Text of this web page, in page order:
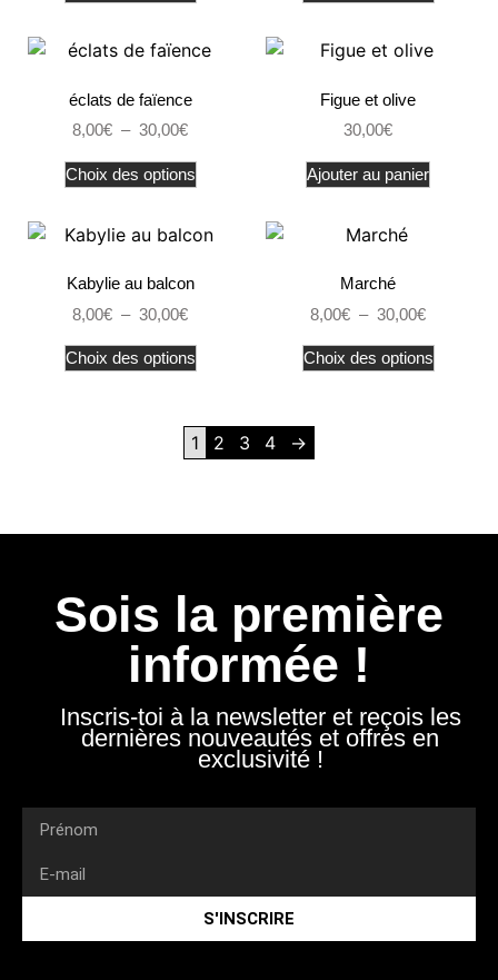
éclats de faïence
8,00€ – 30,00€
Choix des options
Figue et olive
30,00€
Ajouter au panier
Kabylie au balcon
8,00€ – 30,00€
Choix des options
Marché
8,00€ – 30,00€
Choix des options
1 2 3 4 →
Sois la première
informée !
Inscris-toi à la newsletter et reçois les
dernières nouveautés et offres en
exclusivité !
S'INSCRIRE